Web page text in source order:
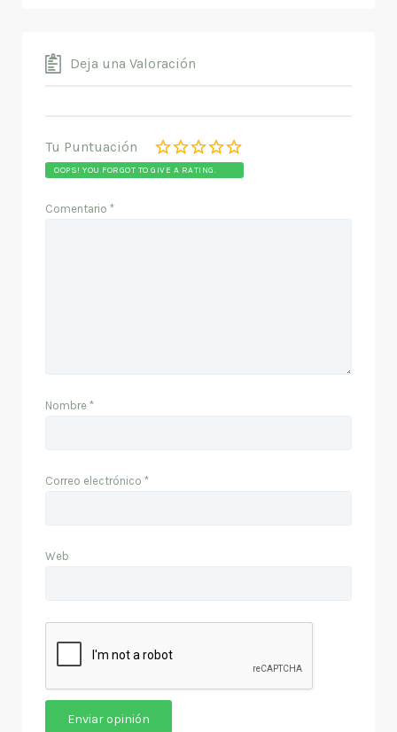
Deja una Valoración
Tu Puntuación
OOPS! YOU FORGOT TO GIVE A RATING.
Comentario *
Nombre *
Correo electrónico *
Web